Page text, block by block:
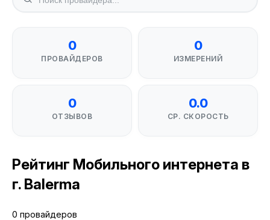
0
ПРОВАЙДЕРОВ
0
ИЗМЕРЕНИЙ
0
ОТЗЫВОВ
0.0
СР. СКОРОСТЬ
Рейтинг Мобильного интернета в
г. Balerma
0 провайдеров